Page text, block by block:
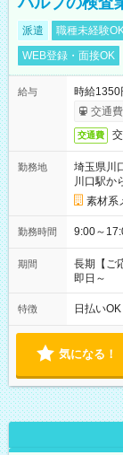
派遣 職種未経験
WEB登録・面接OK
給与
時給1350
交通
交通費
勤務地
埼玉県川
川口駅か
素材系
勤務時間
期間
長期【ご
即日～
特徴 日払いOK
気になる！